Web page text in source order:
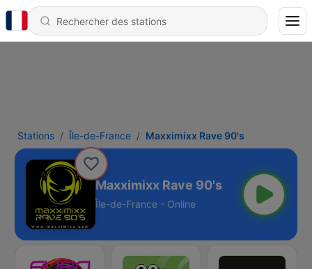
Stations Île-de-France Maxximixx Rave 90's
Maxximixx Rave 90's
Île-de-France - Online